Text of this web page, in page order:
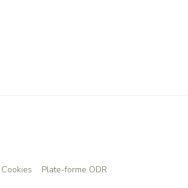
Cookies Plate-forme ODR